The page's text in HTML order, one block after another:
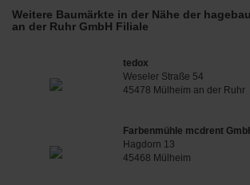
Weitere Baumärkte in der Nähe der
an der Ruhr GmbH Filiale
tedox
Weseler Straße 54
45478 Mülheim an der Ruhr
Farbenmühle mcdrent
Hagdorn 13
45468 Mülheim